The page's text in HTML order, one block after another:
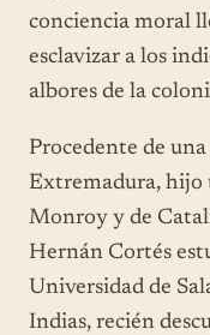
conciencia moral
esclavizar a los
albores de la
Procedente de
Extremadura, hijo
Monroy y de
Hernán Cortés
Universidad de
Indias, recién